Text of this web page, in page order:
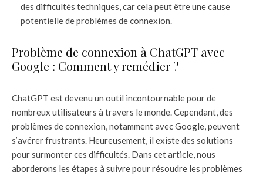
des difficultés techniques, car cela peut être une cause
potentielle de problèmes de connexion.
Problème de connexion à ChatGPT avec
Google : Comment y remédier ?
ChatGPT est devenu un outil incontournable pour de
nombreux utilisateurs à travers le monde. Cependant, des
problèmes de connexion, notamment avec Google, peuvent
s’avérer frustrants. Heureusement, il existe des solutions
pour surmonter ces difficultés. Dans cet article, nous
aborderons les étapes à suivre pour résoudre les problèmes